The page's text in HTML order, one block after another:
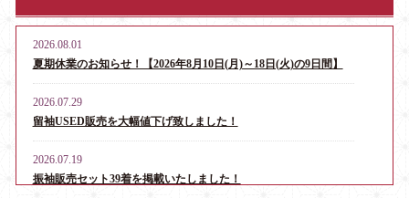
2026.08.01
夏期休業のお知らせ！【2026年8月10日(月)～18日(火)の9日間】
2026.07.29
留袖USED販売を大幅値下げ致しました！
2026.07.19
振袖販売セット39着を掲載いたしました！